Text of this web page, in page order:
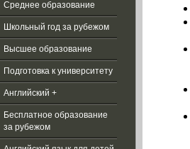
Среднее образование
Школьный год за рубежом
Высшее образование
Подготовка к университету
Английский +
Бесплатное образование
за рубежом